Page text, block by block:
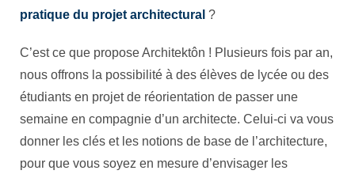
pratique du projet architectural ?
C’est ce que propose Architektôn ! Plusieurs fois par an,
nous offrons la possibilité à des élèves de lycée ou des
étudiants en projet de réorientation de passer une
semaine en compagnie d’un architecte. Celui-ci va vous
donner les clés et les notions de base de l’architecture,
pour que vous soyez en mesure d’envisager les